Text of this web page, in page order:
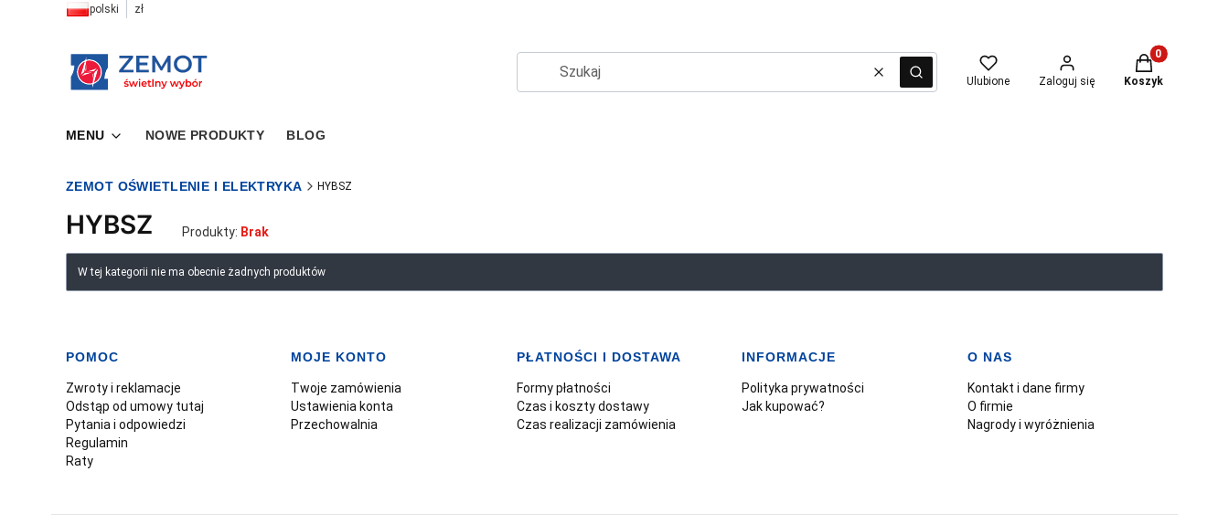
polski zł
WyczyśćSzukaj Ulubione Zaloguj się
Produkty w
Koszyk
MENU NOWE PRODUKTY BLOG
ZEMOT OŚWIETLENIE I ELEKTRYKA HYBSZ
HYBSZ Produkty: Brak
Lista produktów
W tej kategorii nie ma obecnie żadnych produktów
Linki w stopce
POMOC
Zwroty i reklamacje
Odstąp od umowy tutaj
Pytania i odpowiedzi
Regulamin
Raty
MOJE KONTO
Twoje zamówienia
Ustawienia konta
Przechowalnia
PŁATNOŚCI I DOSTAWA
Formy płatności
Czas i koszty dostawy
Czas realizacji zamówienia
INFORMACJE
Polityka prywatności
Jak kupować?
O NAS
Kontakt i dane firmy
O firmie
Nagrody i wyróżnienia